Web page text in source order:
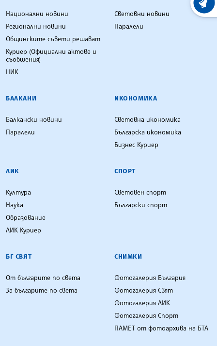
Национални новини
Регионални новини
Общинските съвети решават
Куриер (Официални актове и
съобщения)
ЦИК
Световни новини
Паралели
БАЛКАНИ
Балкански новини
Паралели
ИКОНОМИКА
Световна икономика
Българска икономика
Бизнес Куриер
ЛИК
Култура
Наука
Образование
ЛИК Куриер
СПОРТ
Световен спорт
Български спорт
БГ СВЯТ
От българите по света
За българите по света
СНИМКИ
Фотогалерия България
Фотогалерия Свят
Фотогалерия ЛИК
Фотогалерия Спорт
ПАМЕТ от фотоархива на БТА